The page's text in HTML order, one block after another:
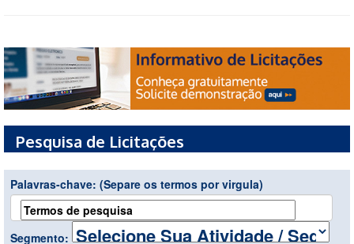
Pesquisa de Licitações
Palavras-chave: (Separe os termos por virgula)
Segmento: